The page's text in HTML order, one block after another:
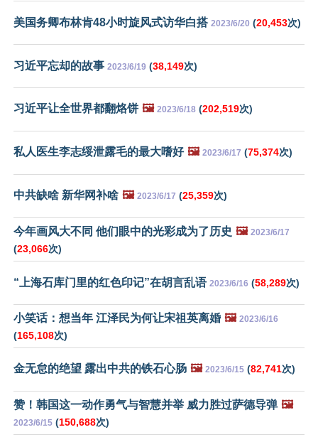
美国务卿布林肯48小时旋风式访华白搭 2023/6/20 (20,453次)
习近平忘却的故事 2023/6/19 (38,149次)
习近平让全世界都翻烙饼 🖼️ 2023/6/18 (202,519次)
私人医生李志绥泄露毛的最大嗜好 🖼️ 2023/6/17 (75,374次)
中共缺啥 新华网补啥 🖼️ 2023/6/17 (25,359次)
今年画风大不同 他们眼中的光彩成为了历史 🖼️ 2023/6/17
(23,066次)
“上海石库门里的红色印记”在胡言乱语 2023/6/16 (58,289次)
小笑话：想当年 江泽民为何让宋祖英离婚 🖼️ 2023/6/16
(165,108次)
金无怠的绝望 露出中共的铁石心肠 🖼️ 2023/6/15 (82,741次)
赞！韩国这一动作勇气与智慧并举 威力胜过萨德导弹 🖼️
2023/6/15 (150,688次)